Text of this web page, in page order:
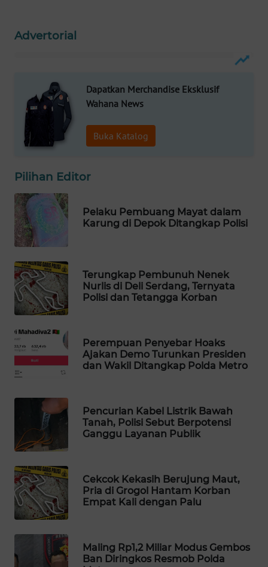
Advertorial
Dapatkan Merchandise Eksklusif
Wahana News
Buka Katalog
Pilihan Editor
Pelaku Pembuang Mayat dalam
Karung di Depok Ditangkap Polisi
Terungkap Pembunuh Nenek
Nurlis di Deli Serdang, Ternyata
Polisi dan Tetangga Korban
Perempuan Penyebar Hoaks
Ajakan Demo Turunkan Presiden
dan Wakil Ditangkap Polda Metro
Pencurian Kabel Listrik Bawah
Tanah, Polisi Sebut Berpotensi
Ganggu Layanan Publik
Cekcok Kekasih Berujung Maut,
Pria di Grogol Hantam Korban
Empat Kali dengan Palu
Maling Rp1,2 Miliar Modus Gembos
Ban Diringkos Resmob Polda
WAHANA
TRAVEL
WAHANA
TV
WAHANANEWS
ID
WAHANANEWS
WAHANANEWS
NET
WAHANA
WAHANA
WAHANA
SELEB
WAHANA
WAHANA
OTOMOTIF
WAHANA
HEALTH